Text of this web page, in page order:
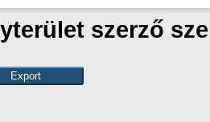
szerző